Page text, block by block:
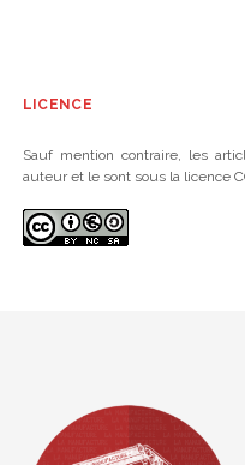
LICENCE
Sauf mention contraire, les
auteur et le sont sous la licence